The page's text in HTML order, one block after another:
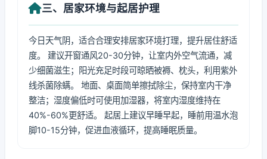
三、居家环境与起居护理
今日天气阴，适合合理安排居家环境打理，提升居住舒适
度。 建议开窗通风20-30分钟，让室内外空气流通，减
少细菌滋生；阳光充足时段可晾晒被褥、枕头，利用紫外
线杀菌除螨。 地面、桌面简单擦拭除尘，保持室内干净
整洁；湿度偏低时可使用加湿器，将室内湿度维持在
40%-60%更舒适。 起居上建议早睡早起，睡前用温水泡
脚10-15分钟，促进血液循环，提高睡眠质量。